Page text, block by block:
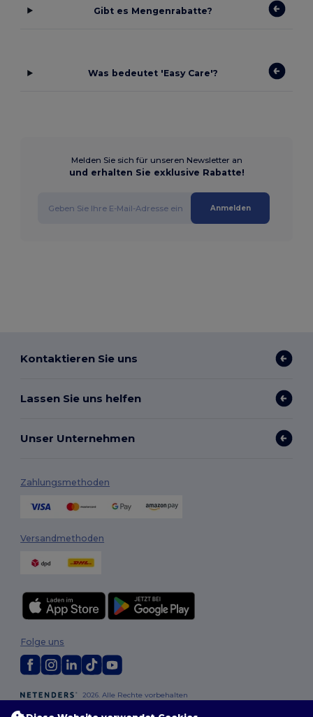
Gibt es Mengenrabatte?
Was bedeutet 'Easy Care'?
Melden Sie sich für unseren Newsletter an
und erhalten Sie exklusive Rabatte!
Anmelden
Kontaktieren Sie uns
Lassen Sie uns helfen
Unser Unternehmen
Zahlungsmethoden
Versandmethoden
2026. Alle Rechte vorbehalten
Folge uns